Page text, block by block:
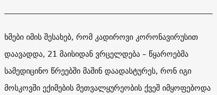
ხმები იმის შესახებ, რომ კადიროვი კორონავირუსით
დაავადდა, 21 მაისიდან ვრცელდება – წყაროებმა
სამედიცინო წრეებში მაშინ დაადასტურეს, რონ იგი
მოსკოვში ექიმების მეთვალყურეობის ქვეშ იმყოფებოდა